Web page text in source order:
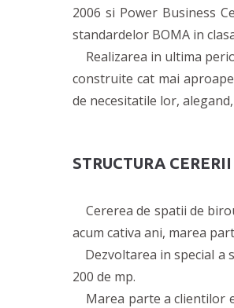
2006 si Power Business
standardelor BOMA in
Realizarea in ultima
construite cat mai
de necesitatile lor,
STRUCTURA CERERII
Cererea de spatii de
acum cativa ani, marea
Dezvoltarea in special a
200 de mp.
Marea parte a clientilor